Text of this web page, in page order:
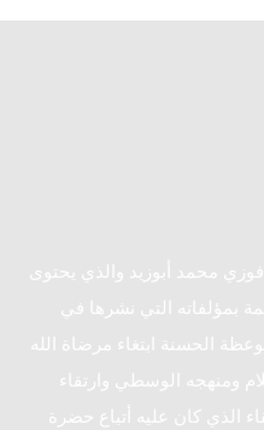
محمد أبوزيد والذي يحتوى
بمؤلفاته التي نشرها في
الحسنة ابتغاء مرضاة الله
ومنهجه الوسطي وارتقاء
الذي كان عليه أتباع حضرة